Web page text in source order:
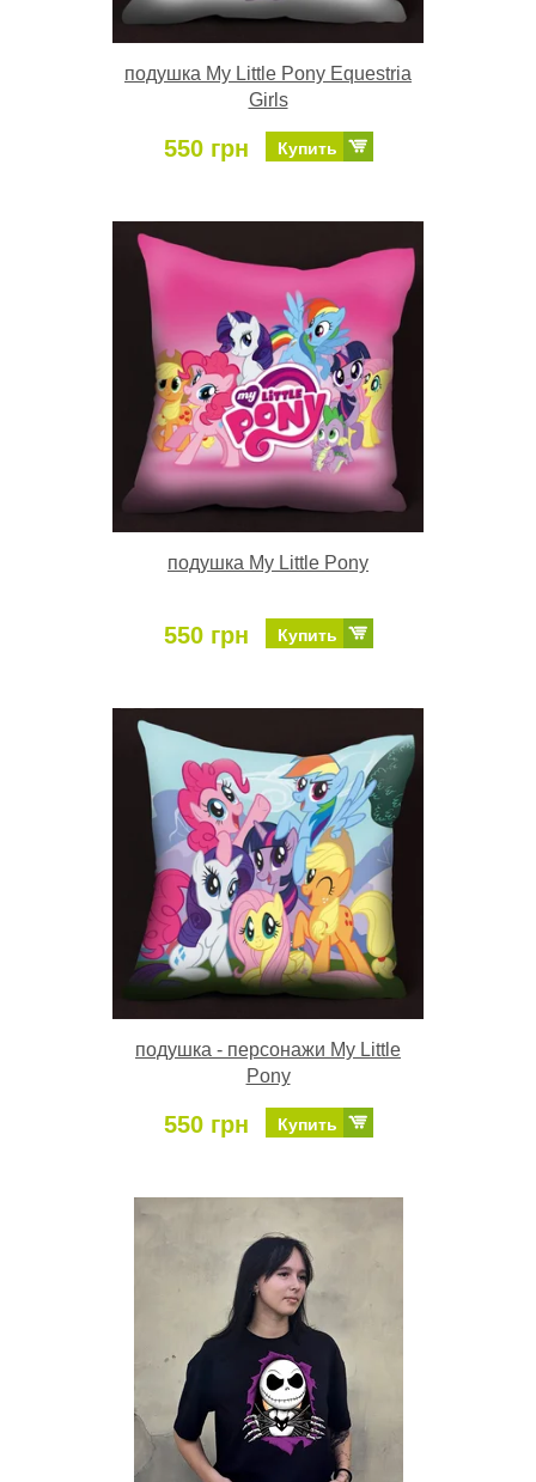
подушка My Little Pony Equestria
Girls
550 грн Купить
подушка My Little Pony
550 грн Купить
подушка - персонажи My Little
Pony
550 грн Купить